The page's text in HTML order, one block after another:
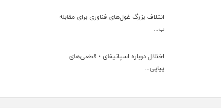
ائتلاف بزرگ غول‌های فناوری برای مقابله
ب...
اختلال دوباره اسپاتیفای ؛ قطعی‌های
پیاپی...